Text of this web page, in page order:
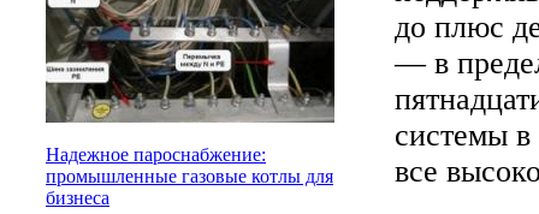
Надежное пароснабжение:
промышленные газовые котлы для
бизнеса
до плюс
— в
системы в
все